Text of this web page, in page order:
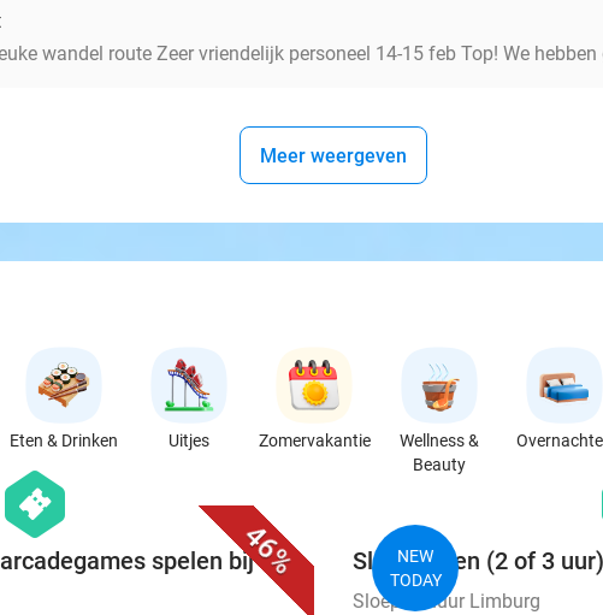
wandel route Zeer vriendelijk personeel 14-15 feb Top! We hebben
Meer weergeven
Eten & Drinken Uitjes Zomervakantie
Wellness &
Beauty
46%
hexagon
events
spelen bij
NEW
TODAY
Sloep huren (2 of 3 uur)
Sloepverhuur Limburg